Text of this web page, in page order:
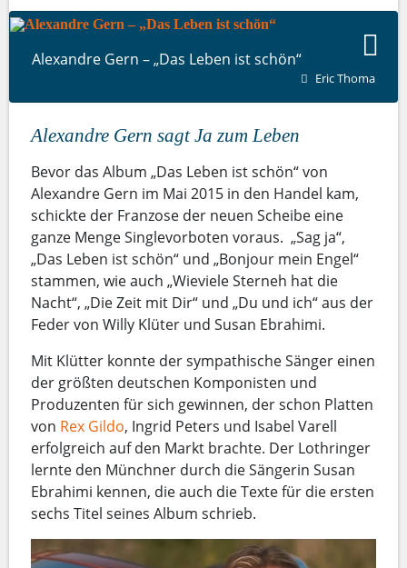
Alexandre Gern – „Das Leben ist schön“
Eric Thoma
Alexandre Gern sagt Ja zum Leben
Bevor das Album „Das Leben ist schön“ von
Alexandre Gern im Mai 2015 in den Handel kam,
schickte der Franzose der neuen Scheibe eine
ganze Menge Singlevorboten voraus. „Sag ja“,
„Das Leben ist schön“ und „Bonjour mein Engel“
stammen, wie auch „Wieviele Sterneh hat die
Nacht“, „Die Zeit mit Dir“ und „Du und ich“ aus der
Feder von Willy Klüter und Susan Ebrahimi.
Mit Klütter konnte der sympathische Sänger einen
der größten deutschen Komponisten und
Produzenten für sich gewinnen, der schon Platten
von Rex Gildo, Ingrid Peters und Isabel Varell
erfolgreich auf den Markt brachte. Der Lothringer
lernte den Münchner durch die Sängerin Susan
Ebrahimi kennen, die auch die Texte für die ersten
sechs Titel seines Album schrieb.